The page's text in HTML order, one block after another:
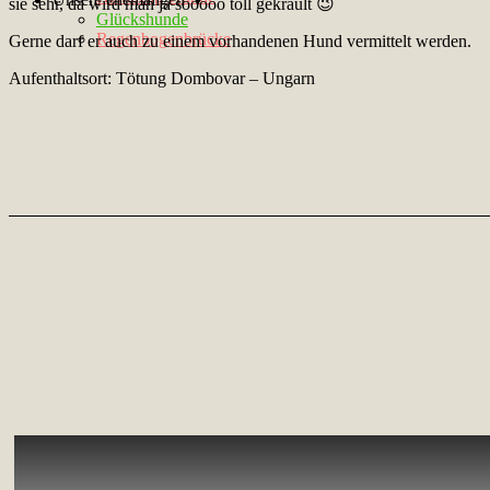
Glückshunde
Regenbogenbrücke
Gerne darf er auch zu einem vorhandenen Hund vermittelt werden.
Aufenthaltsort: Tötung Dombovar – Ungarn